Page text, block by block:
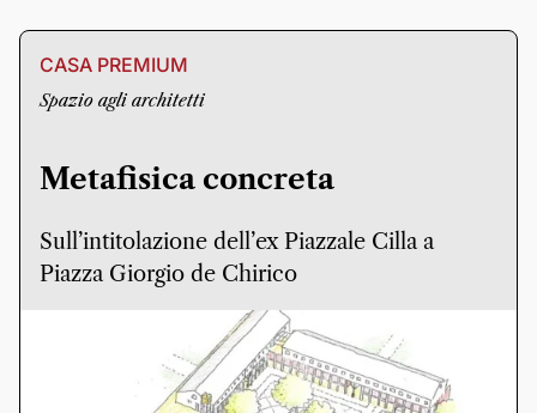
CASA PREMIUM
Spazio agli architetti
Metafisica concreta
Sull’intitolazione dell’ex Piazzale Cilla a
Piazza Giorgio de Chirico